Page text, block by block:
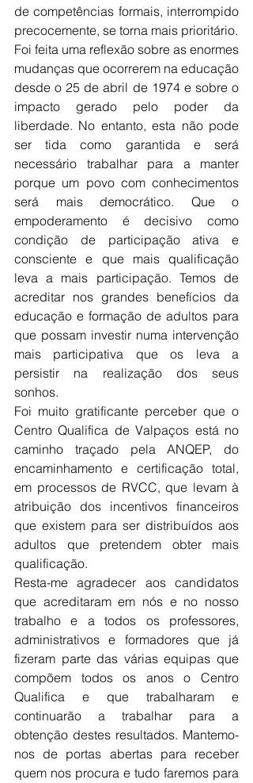
de competências formais, interrompido
precocemente, se torna mais prioritário.
Foi feita uma reflexão sobre as enormes
mudanças que ocorrerem na educação
desde o 25 de abril de 1974 e sobre o
impacto gerado pelo poder da
liberdade. No entanto, esta não pode
ser tida como garantida e será
necessário trabalhar para a manter
porque um povo com conhecimentos
será mais democrático. Que o
empoderamento é decisivo como
condição de participação ativa e
consciente e que mais qualificação
leva a mais participação. Temos de
acreditar nos grandes benefícios da
educação e formação de adultos para
que possam investir numa intervenção
mais participativa que os leva a
persistir na realização dos seus
sonhos.
Foi muito gratificante perceber que o
Centro Qualifica de Valpaços está no
caminho traçado pela ANQEP, do
encaminhamento e certificação total,
em processos de RVCC, que levam à
atribuição dos incentivos financeiros
que existem para ser distribuídos aos
adultos que pretendem obter mais
qualificação.
Resta-me agradecer aos candidatos
que acreditaram em nós e no nosso
trabalho e a todos os professores,
administrativos e formadores que já
fizeram parte das várias equipas que
compõem todos os anos o Centro
Qualifica e que trabalharam e
continuarão a trabalhar para a
obtenção destes resultados. Mantemo-
nos de portas abertas para receber
quem nos procura e tudo faremos para